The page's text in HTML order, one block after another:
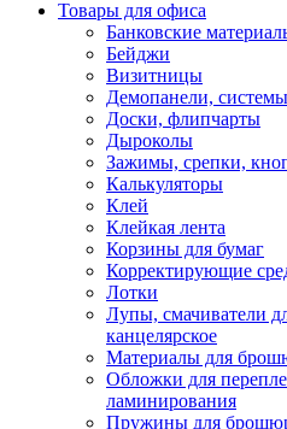
Товары для офиса
Банковские
Бейджи
Визитницы
Демопанели, системы
Доски, флипчарты
Дыроколы
Зажимы, срепки,
Калькуляторы
Клей
Клейкая лента
Корзины для бумаг
Корректирующие
Лотки
Лупы, смачиватели
канцелярское
Материалы для
Обложки для
ламинирования
Пружины для